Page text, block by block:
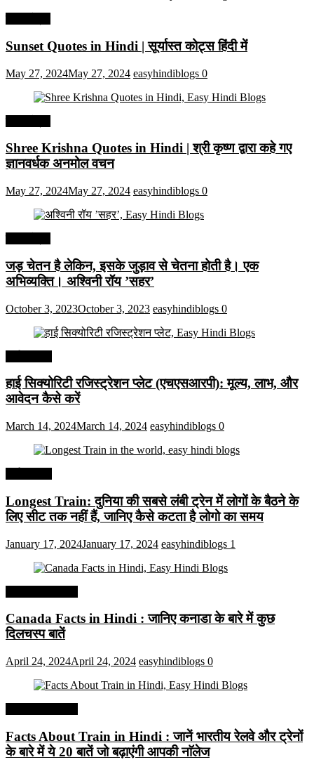
Sunset Quotes in Hindi | सूर्यास्त कोट्स हिंदी में
May 27, 2024May 27, 2024 easyhindiblogs 0
Shree Krishna Quotes in Hindi | श्री कृष्ण द्वारा कहे गए
ज्ञानवर्धक अनमोल वचन
May 27, 2024May 27, 2024 easyhindiblogs 0
जड़ चेतन है लेकिन, इसके जुड़ाव से चेतना होती है। एक
अभिव्यक्ति। अश्विनी रॉय ’सहर’
October 3, 2023October 3, 2023 easyhindiblogs 0
हाई सिक्योरिटी रजिस्ट्रेशन प्लेट (एचएसआरपी): मूल्य, लाभ, और
आवेदन कैसे करें
March 14, 2024March 14, 2024 easyhindiblogs 0
Longest Train: दुनिया की सबसे लंबी ट्रेन में लोगों के बैठने के
लिए सीट तक ​​नहीं हैं, जानिए कैसे कटता है लोगो का समय
January 17, 2024January 17, 2024 easyhindiblogs 1
Canada Facts in Hindi : जानिए कनाडा के बारे में कुछ
दिलचस्प बातें
April 24, 2024April 24, 2024 easyhindiblogs 0
Facts About Train in Hindi : जानें भारतीय रेलवे और ट्रेनों
के बारे में ये 20 बातें जो बढ़ाएंगी आपकी नाॅलेज